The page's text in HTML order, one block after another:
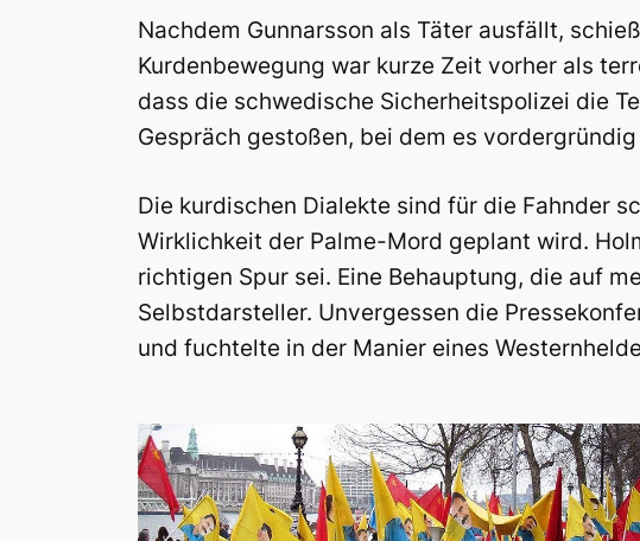
Nachdem Gunnarsson als Täter ausfällt,
Kurdenbewegung war kurze Zeit vorher als
dass die schwedische Sicherheitspolizei die
Gespräch gestoßen, bei dem es
Die kurdischen Dialekte sind für die Fahnder
Wirklichkeit der Palme-Mord geplant wird.
richtigen Spur sei. Eine Behauptung, die auf
Selbstdarsteller. Unvergessen die
und fuchtelte in der Manier eines